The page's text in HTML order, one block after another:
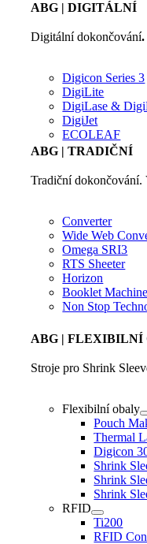
ABG | DIGITÁLNÍ
Digitální dokončování.
Digicon Series 3
DigiLite
DigiLase &
DigiJet
ECOLEAF
ABG | TRADIČNÍ
Tradiční
Converter
Wide Web
Omega SRI3
RTS Sheeter
Horizon
Booklet Machine
Non Stop
ABG | FLEXIBILNÍ
Stroje pro Shrink
Flexibilní obaly
Pouch
Thermal
Digicon
Shrink
Shrink
Shrink
RFID
Ti200
RFID